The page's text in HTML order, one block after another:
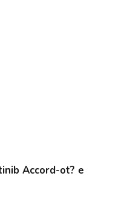
Accord-ot? e